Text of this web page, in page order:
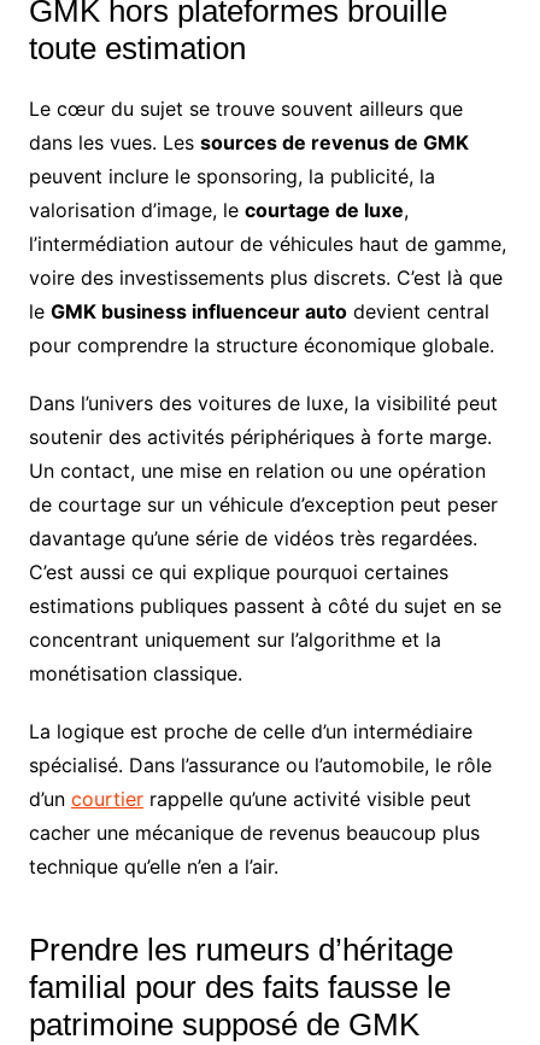
GMK hors plateformes brouille
toute estimation
Le cœur du sujet se trouve souvent ailleurs que
dans les vues. Les sources de revenus de GMK
peuvent inclure le sponsoring, la publicité, la
valorisation d’image, le courtage de luxe,
l’intermédiation autour de véhicules haut de gamme,
voire des investissements plus discrets. C’est là que
le GMK business influenceur autodevient central
pour comprendre la structure économique globale.
Dans l’univers des voitures de luxe, la visibilité peut
soutenir des activités périphériques à forte marge.
Un contact, une mise en relation ou une opération
de courtage sur un véhicule d’exception peut peser
davantage qu’une série de vidéos très regardées.
C’est aussi ce qui explique pourquoi certaines
estimations publiques passent à côté du sujet en se
concentrant uniquement sur l’algorithme et la
monétisation classique.
La logique est proche de celle d’un intermédiaire
spécialisé. Dans l’assurance ou l’automobile, le rôle
d’un courtierrappelle qu’une activité visible peut
cacher une mécanique de revenus beaucoup plus
technique qu’elle n’en a l’air.
Prendre les rumeurs d’héritage
familial pour des faits fausse le
patrimoine supposé de GMK